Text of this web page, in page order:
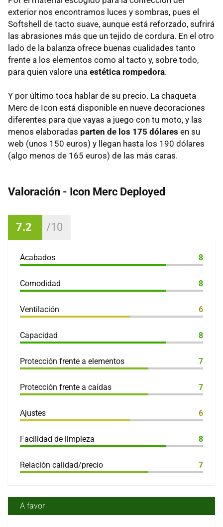
exterior nos encontramos luces y sombras, pues el
Softshell de tacto suave, aunque está reforzado, sufrirá
las abrasiones más que un tejido de cordura. En el otro
lado de la balanza ofrece buenas cualidades tanto
frente a los elementos como al tacto y, sobre todo,
para quien valore una estética rompedora.
Y por último toca hablar de su precio. La chaqueta
Merc de Icon está disponible en nueve decoraciones
diferentes para que vayas a juego con tu moto, y las
menos elaboradas parten de los 175 dólares en su
web (unos 150 euros) y llegan hasta los 190 dólares
(algo menos de 165 euros) de las más caras.
Valoración - Icon Merc Deployed
7.2
Acabados 8
Comodidad 8
Ventilación 6
Capacidad 8
Protección frente a elementos 7
Protección frente a caídas 7
Ajustes 6
Facilidad de limpieza 8
Relación calidad/precio 7
A favor